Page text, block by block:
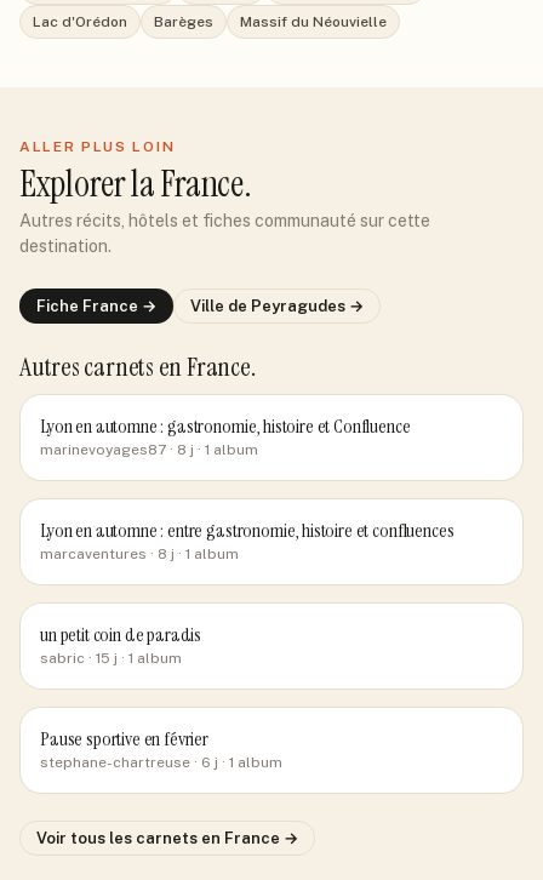
Lac d'Orédon
Barèges Massif du Néouvielle
ALLER PLUS LOIN
Explorerla France.
Autres récits, hôtels et fiches communauté sur cette
destination.
Fiche France → Ville de Peyragudes →
Autres carnets en France.
Lyon en automne : gastronomie, histoire et Confluence
marinevoyages87 · 8 j · 1 album
Lyon en automne : entre gastronomie, histoire et confluences
marcaventures · 8 j · 1 album
un petit coin de paradis
sabric · 15 j · 1 album
Pause sportive en février
stephane-chartreuse · 6 j · 1 album
Voir tous les carnets en France →